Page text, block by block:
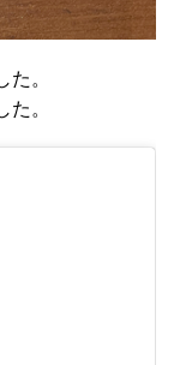
。
。